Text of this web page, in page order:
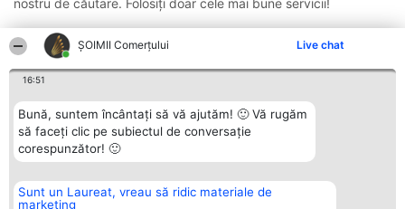
ȘOIMII Comerțului Live chat
16:51
Bună, suntem încântați să vă ajutăm! 🙂 Vă rugăm
să faceți clic pe subiectul de conversație
corespunzător! 🙂
Sunt un Laureat, vreau să ridic materiale de
marketing
nostru de căutare. Folosiți doar cele mai bune servicii!
Organizator Ranking
BRIGHT SOLUTIONS BR SRL
Plebiscyt Contact